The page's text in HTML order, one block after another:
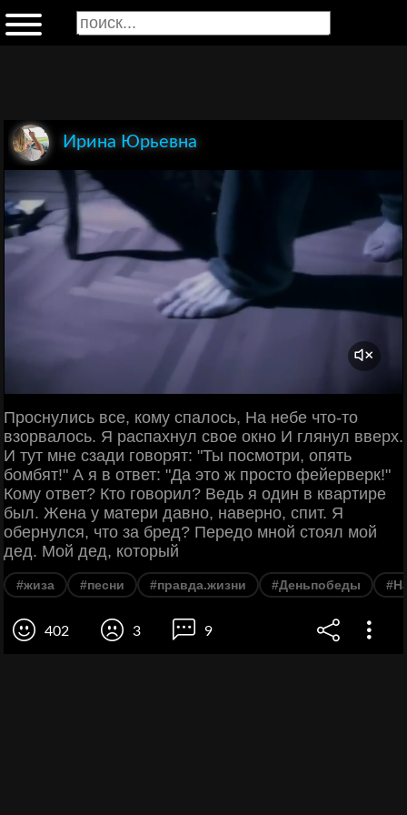
Ирина Юрьевна
Проснулись все, кому спалось, На небе что-то
взорвалось. Я распахнул свое окно И глянул вверх.
И тут мне сзади говорят: "Ты посмотри, опять
бомбят!" А я в ответ: "Да это ж просто фейерверк!"
Кому ответ? Кто говорил? Ведь я один в квартире
был. Жена у матери давно, наверно, спит. Я
обернулся, что за бред? Передо мной стоял мой
дед. Мой дед, который
#жиза #песни #правда.жизни #Деньпобеды
402 3 9